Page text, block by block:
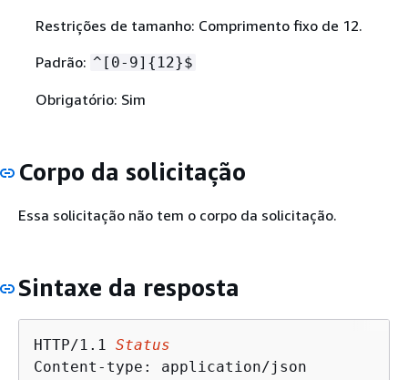
Restrições de tamanho: Comprimento fixo de 12.
Padrão: ^[0-9] { 12}$
Obrigatório: Sim
Corpo da solicitação
Essa solicitação não tem o corpo da solicitação.
Sintaxe da resposta
HTTP/1.1 Status
Content-type: application/json